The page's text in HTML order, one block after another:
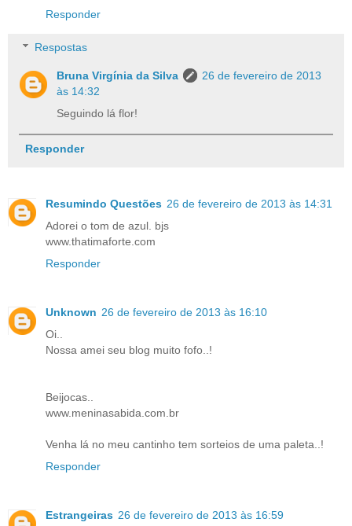
Responder
Respostas
Bruna Virgínia da Silva
26 de fevereiro de 2013
às 14:32
Seguindo lá flor!
Responder
Resumindo Questões 26 de fevereiro de 2013 às 14:31
Adorei o tom de azul. bjs
www.thatimaforte.com
Responder
Unknown 26 de fevereiro de 2013 às 16:10
Oi..
Nossa amei seu blog muito fofo..!
Beijocas..
www.meninasabida.com.br
Venha lá no meu cantinho tem sorteios de uma paleta..!
Responder
Estrangeiras 26 de fevereiro de 2013 às 16:59